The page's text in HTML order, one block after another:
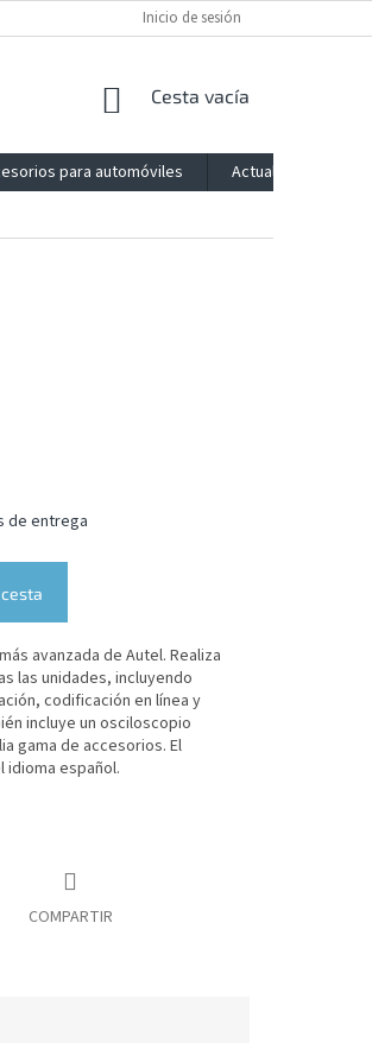
IMPRESSUM BLOG
Inicio de sesión
CESTA
LA
COMPRA
Cesta vacía
para automóviles
Actualización
de entrega
avanzada de Autel. Realiza
las unidades, incluyendo
codificación en línea y
incluye un osciloscopio
gama de accesorios. El
español.
COMPARTIR